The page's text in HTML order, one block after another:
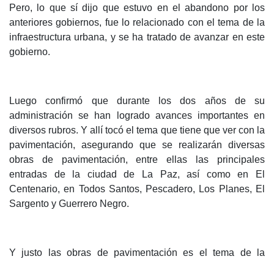
Pero, lo que sí dijo que estuvo en el abandono por los
anteriores gobiernos, fue lo relacionado con el tema de la
infraestructura urbana, y se ha tratado de avanzar en este
gobierno.
Luego confirmó que durante los dos años de su
administración se han logrado avances importantes en
diversos rubros. Y allí tocó el tema que tiene que ver con la
pavimentación, asegurando que se realizarán diversas
obras de pavimentación, entre ellas las principales
entradas de la ciudad de La Paz, así como en El
Centenario, en Todos Santos, Pescadero, Los Planes, El
Sargento y Guerrero Negro.
Y justo las obras de pavimentación es el tema de la